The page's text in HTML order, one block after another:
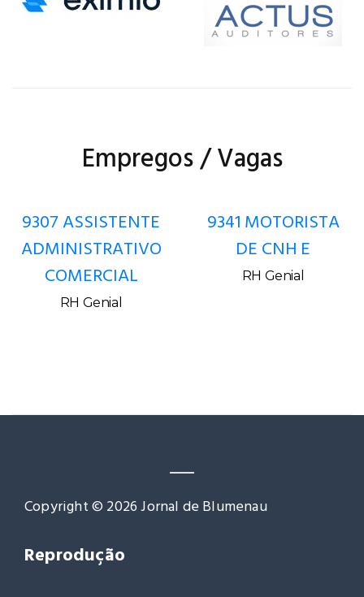
Empregos / Vagas
9307 ASSISTENTE
ADMINISTRATIVO
COMERCIAL
RH Genial
9341 MOTORISTA
DE CNH E
RH Genial
Copyright © 2026 Jornal de Blumenau
Reprodução